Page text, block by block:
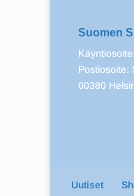
Suomen
Postiosoite:
00380
Uutiset